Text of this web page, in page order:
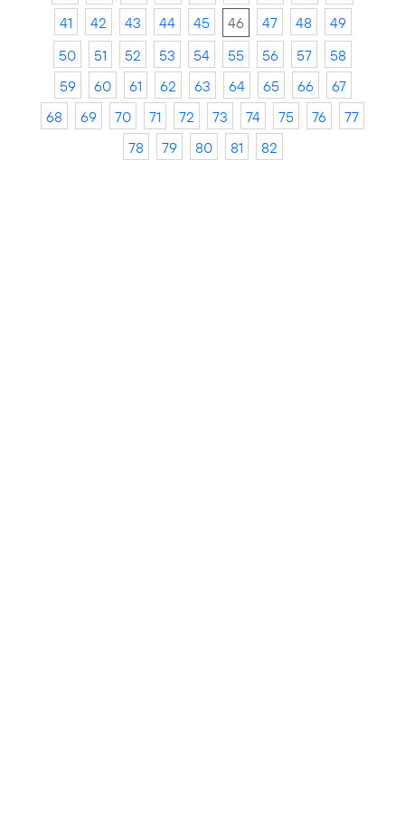
41
42 43 44 45 46 47 48
49
50
51 52 53 54 55 56 57
58
59
60 61 62 63 64 65 66
67
68
69 70 71 72 73 74 75 76
77
78
79 80 81 82